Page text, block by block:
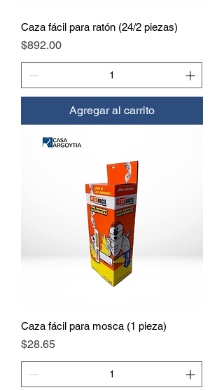
Caza fácil para ratón (24/2 piezas)
Precio
$892.00
Agregar al carrito
Caza fácil para mosca (1 pieza)
Precio
$28.65